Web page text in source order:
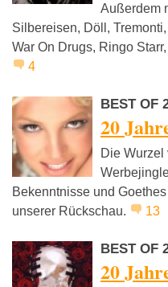
Außerdem
Silbereisen, Döll,
War On Drugs, Ringo
4
BEST OF
20
Die Wurzel
Bekenntnisse und
unserer Rückschau.
13
BEST OF
20